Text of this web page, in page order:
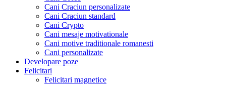
Cani Craciun personalizate
Cani Craciun standard
Cani Crypto
Cani mesaje motivationale
Cani motive traditionale romanesti
Cani personalizate
Developare poze
Felicitari
Felicitari magnetice